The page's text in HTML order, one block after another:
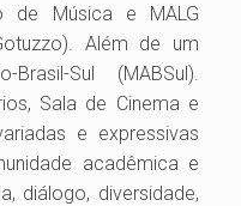
de Música e MALG
Além de um
Sul (MABSul).
Sala de Cinema e
e expressivas
acadêmica e
diálogo, diversidade,